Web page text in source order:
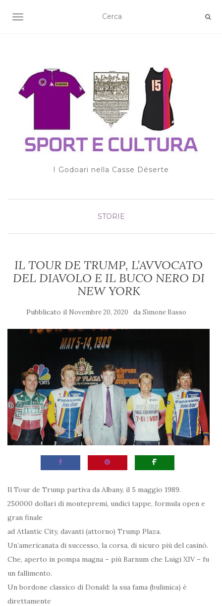
TOGGLE NAVIGATION
I Godoari nella Casse Déserte
STORIE
IL TOUR DE TRUMP, L’AVVOCATO
DEL DIAVOLO E IL BUCO NERO DI
NEW YORK
Pubblicato il Novembre 20, 2020 da Simone Basso
Il Tour de Trump partiva da Albany, il 5 maggio 1989.
250000 dollari di montepremi, undici tappe, formula open e
gran finale
ad Atlantic City, davanti (attorno) Trump Plaza.
Un’americanata di successo, la corsa, di sicuro più del casinò.
Che, aperto in pompa magna – più Barnum che Luigi XIV – fu
un fallimento.
Un bordone classico di Donald: la sua fama (bulimica) è
direttamente